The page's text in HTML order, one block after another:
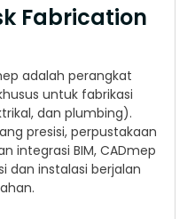
Fabrication
adalah perangkat
untuk fabrikasi
dan plumbing).
presisi, perpustakaan
integrasi BIM, CADmep
dan instalasi berjalan